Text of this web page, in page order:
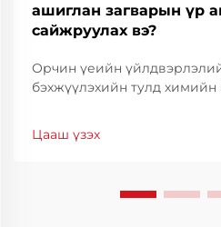
ашиглан загварын үр
сайжруулах вэ?
Орчин үеийн
бэхжүүлэхийн тулд химийн
байдаг. Молдын
Цааш үзэх